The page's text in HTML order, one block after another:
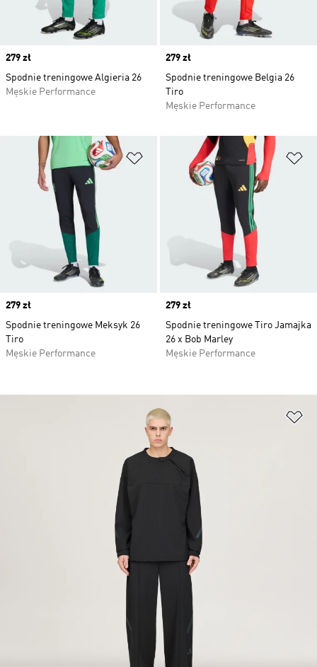
Price
279 zł
Spodnie treningowe Algieria 26
Męskie Performance
Price
279 zł
Spodnie treningowe Belgia 26
Tiro
Męskie Performance
Dodaj do listy życzeń
Price
279 zł
Spodnie treningowe Meksyk 26
Tiro
Męskie Performance
Price
279 zł
Spodnie treningowe Tiro Jamajka
26 x Bob Marley
Męskie Performance